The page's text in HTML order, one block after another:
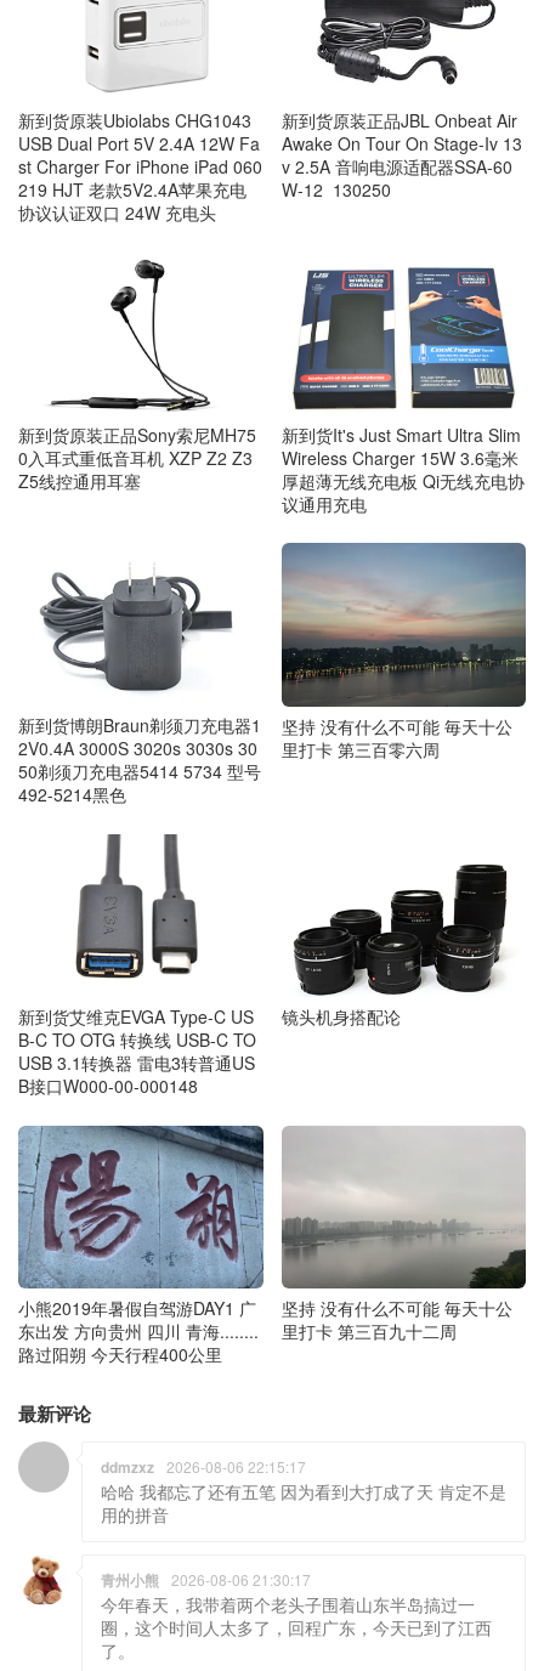
新到货原装Ubiolabs CHG1043
USB Dual Port 5V 2.4A 12W Fa
st Charger For iPhone iPad 060
219 HJT 老款5V2.4A苹果充电
协议认证双口 24W 充电头
新到货原装正品JBL Onbeat Air
Awake On Tour On Stage-Iv 13
v 2.5A 音响电源适配器SSA-60
W-12 130250
新到货原装正品Sony索尼MH75
0入耳式重低音耳机 XZP Z2 Z3
Z5线控通用耳塞
新到货It's Just Smart Ultra Slim
Wireless Charger 15W 3.6毫米
厚超薄无线充电板 Qi无线充电协
议通用充电
新到货博朗Braun剃须刀充电器1
2V0.4A 3000S 3020s 3030s 30
50剃须刀充电器5414 5734 型号
492-5214黑色
坚持 没有什么不可能 毎天十公
里打卡 第三百零六周
新到货艾维克EVGA Type-C US
B-C TO OTG 转换线 USB-C TO
USB 3.1转换器 雷电3转普通US
B接口W000-00-000148
镜头机身搭配论
小熊2019年暑假自驾游DAY1 广
东出发 方向贵州 四川 青海........
路过阳朔 今天行程400公里
坚持 没有什么不可能 毎天十公
里打卡 第三百九十二周
最新评论
ddmzxz 2026-08-06 22:15:17
哈哈 我都忘了还有五笔 因为看到大打成了天 肯定不是
用的拼音
青州小熊 2026-08-06 21:30:17
今年春天，我带着两个老头子围着山东半岛搞过一
圈，这个时间人太多了，回程广东，今天已到了江西
了。